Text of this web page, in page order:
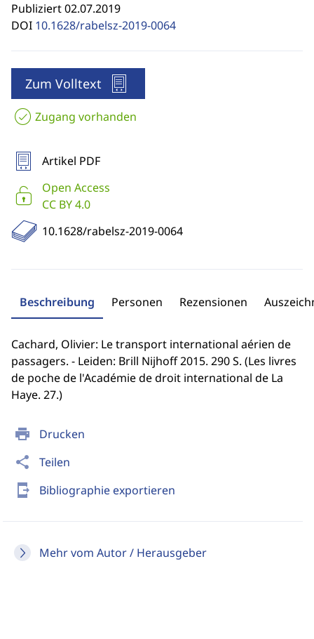
print Drucken
share Teilen
send_to_mobile Bibliographie exportieren
Mehr vom Autor / Herausgeber
Publiziert 02.07.2019
DOI 10.1628/rabelsz-2019-0064
Zum Volltext
Zugang vorhanden
Artikel PDF
Open Access
CC BY 4.0
10.1628/rabelsz-2019-0064
Beschreibung Personen Rezensionen
Cachard, Olivier: Le transport international aérien de
passagers. - Leiden: Brill Nijhoff 2015. 290 S. (Les livres
de poche de l'Académie de droit international de La
Haye. 27.)